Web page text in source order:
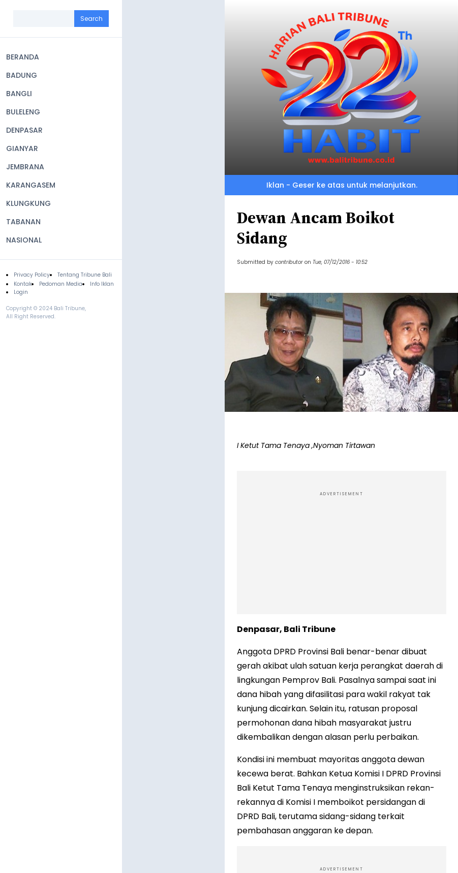
navigation
BERANDA
BADUNG
BANGLI
BULELENG
DENPASAR
GIANYAR
JEMBRANA
KARANGASEM
KLUNGKUNG
TABANAN
NASIONAL
Footer
Privacy Policy
Tentang Tribune Bali
Kontak
Pedoman Media
Info Iklan
Login
Copyright © 2024 Bali Tribune,
All Right Reserved.
Iklan - Geser ke atas untuk melanjutkan.
Dewan Ancam Boikot
Sidang
Submitted by contributor on Tue, 07/12/2016 - 10:52
I Ketut Tama Tenaya ,Nyoman Tirtawan
ADVERTISEMENT
Denpasar, Bali Tribune
Anggota DPRD Provinsi Bali benar-benar dibuat
gerah akibat ulah satuan kerja perangkat daerah di
lingkungan Pemprov Bali. Pasalnya sampai saat ini
dana hibah yang difasilitasi para wakil rakyat tak
kunjung dicairkan. Selain itu, ratusan proposal
permohonan dana hibah masyarakat justru
dikembalikan dengan alasan perlu perbaikan.
Kondisi ini membuat mayoritas anggota dewan
kecewa berat. Bahkan Ketua Komisi I DPRD Provinsi
Bali Ketut Tama Tenaya menginstruksikan rekan-
rekannya di Komisi I memboikot persidangan di
DPRD Bali, terutama sidang-sidang terkait
pembahasan anggaran ke depan.
ADVERTISEMENT